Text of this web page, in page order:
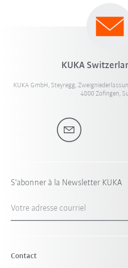
KUKA
KUKA GmbH, Steyregg,
4800 Zofingen,
S'abonner à la Newsletter KUKA
Votre adresse courriel
Contact